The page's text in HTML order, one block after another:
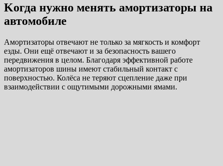
Kогда нужно менять амортизаторы на
автомобиле
Амортизаторы отвечают не только за мягкость и комфорт
езды. Они ещё отвечают и за безопасность вашего
передвижения в целом. Благодаря эффективной работе
амортизаторов шины имеют стабильный контакт с
поверхностью. Колёса не теряют сцепление даже при
взаимодействии с ощутимыми дорожными ямами.